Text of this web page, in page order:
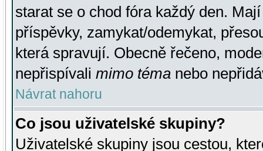
starat se o chod fóra každý den.
příspěvky, zamykat/odemykat,
která spravují. Obecně řečeno,
nepřispívali mimo téma nebo
Návrat nahoru
Co jsou uživatelské skupiny?
Uživatelské skupiny jsou cestou,